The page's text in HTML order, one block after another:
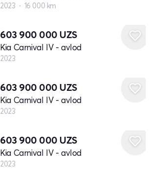
2023 16 000 km
603 900 000 UZS
Kia Carnival IV - avlod
2023
603 900 000 UZS
Kia Carnival IV - avlod
2023
603 900 000 UZS
Kia Carnival IV - avlod
2023